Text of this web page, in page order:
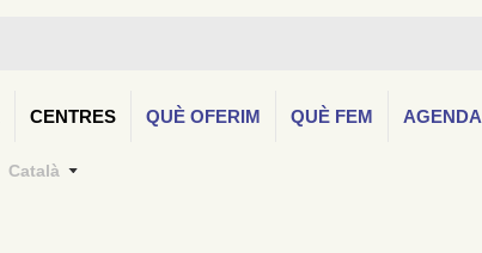
CENTRES QUÈ OFERIM QUÈ FEM AGENDA
Català